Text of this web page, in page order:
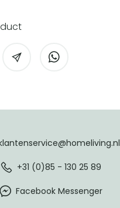
+31 (0)85 - 130 25 89
Facebook Messenger